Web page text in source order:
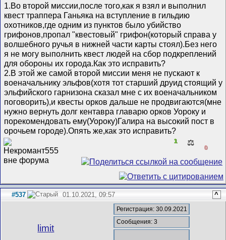
1.Во второй миссии,после того,как я взял и выполнил
квест траппера Ганьяка на вступление в гильдию
охотников,где одним из пунктов было убийство
грифонов,пропал "квестовый" грифон(который справа у
волшебного ручья в нижней части карты стоял).Без него
я не могу выполнить квест людей на сбор подкреплений
для обороны их города.Как это исправить?
2.В этой же самой второй миссии меня не пускают к
военачальнику эльфов(хотя тот старший друид стоящий у
эльфийского гарнизона сказал мне с их военачальником
поговорить),и квесты орков дальше не продвигаются(мне
нужно вернуть долг кентавра главарю орков Уороку и
порекомендовать ему(Уороку)Галира на высокий пост в
орочьем городе).Опять же,как это исправить?
1 ⚖️
0
#537 01.10.2021, 09:57 ^
limit
Регистрация: 30.09.2021
Сообщения: 3